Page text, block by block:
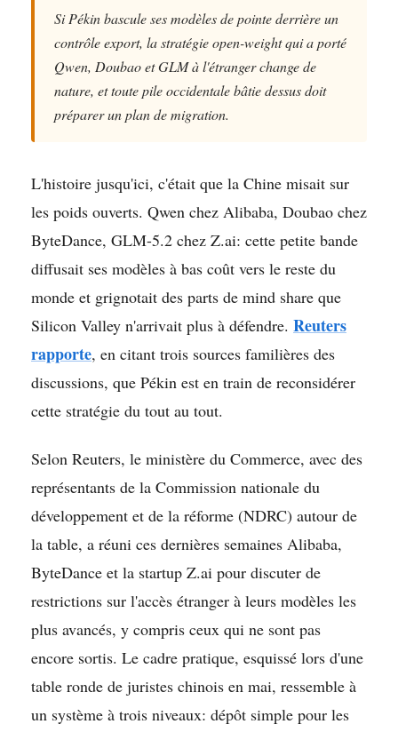
Si Pékin bascule ses modèles de pointe derrière un
contrôle export, la stratégie open-weight qui a porté
Qwen, Doubao et GLM à l'étranger change de
nature, et toute pile occidentale bâtie dessus doit
préparer un plan de migration.
L'histoire jusqu'ici, c'était que la Chine misait sur
les poids ouverts. Qwen chez Alibaba, Doubao chez
ByteDance, GLM-5.2 chez Z.ai: cette petite bande
diffusait ses modèles à bas coût vers le reste du
monde et grignotait des parts de mind share que
Silicon Valley n'arrivait plus à défendre. Reuters
rapporte, en citant trois sources familières des
discussions, que Pékin est en train de reconsidérer
cette stratégie du tout au tout.
Selon Reuters, le ministère du Commerce, avec des
représentants de la Commission nationale du
développement et de la réforme (NDRC) autour de
la table, a réuni ces dernières semaines Alibaba,
ByteDance et la startup Z.ai pour discuter de
restrictions sur l'accès étranger à leurs modèles les
plus avancés, y compris ceux qui ne sont pas
encore sortis. Le cadre pratique, esquissé lors d'une
table ronde de juristes chinois en mai, ressemble à
un système à trois niveaux: dépôt simple pour les